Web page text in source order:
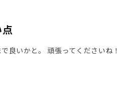
良いかと。 頑張ってくださいね！